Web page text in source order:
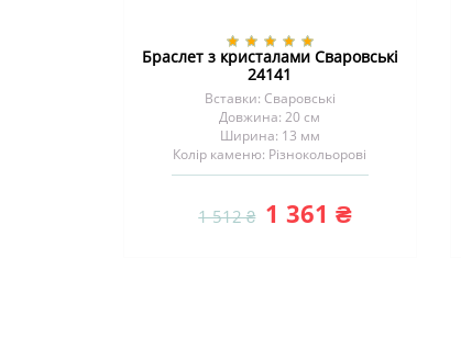
Браслет з кристалами Сваровські
24141
Вставки: Сваровські
Довжина: 20 см
Ширина: 13 мм
Колір каменю: Різнокольорові
1 512 ₴ 1 361 ₴